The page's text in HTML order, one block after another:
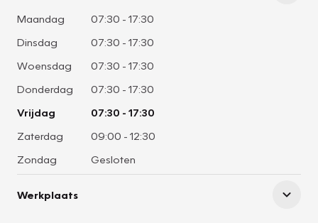
Maandag 07:30 - 17:30
Dinsdag
07:30 - 17:30
Woensdag
07:30 - 17:30
Donderdag
07:30 - 17:30
Vrijdag
07:30 - 17:30
Zaterdag
09:00 - 12:30
Zondag
Gesloten
Werkplaats